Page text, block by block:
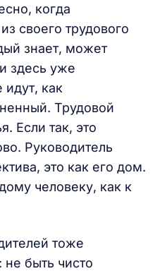
когда
своего трудового
знает, может
здесь уже
как
Трудовой
Если так, это
Руководитель
это как его дом.
человеку, как к
тоже
не быть чисто